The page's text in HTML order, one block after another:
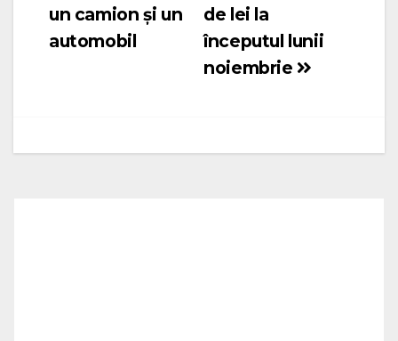
de lei la
începutul lunii
noiembrie
un camion și un
automobil